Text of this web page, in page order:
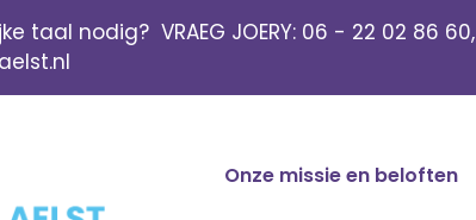
taal nodig? VRAEG JOERY: 06 - 22 02 86 60,
Onze missie en beloften